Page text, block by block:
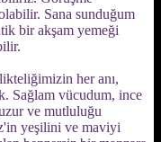
Sana sunduğum
bir akşam yemeği
her anı,
Sağlam vücudum, ince
ve mutluluğu
yeşilini ve maviyi